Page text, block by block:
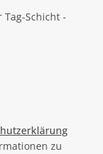
Schicht -
zu